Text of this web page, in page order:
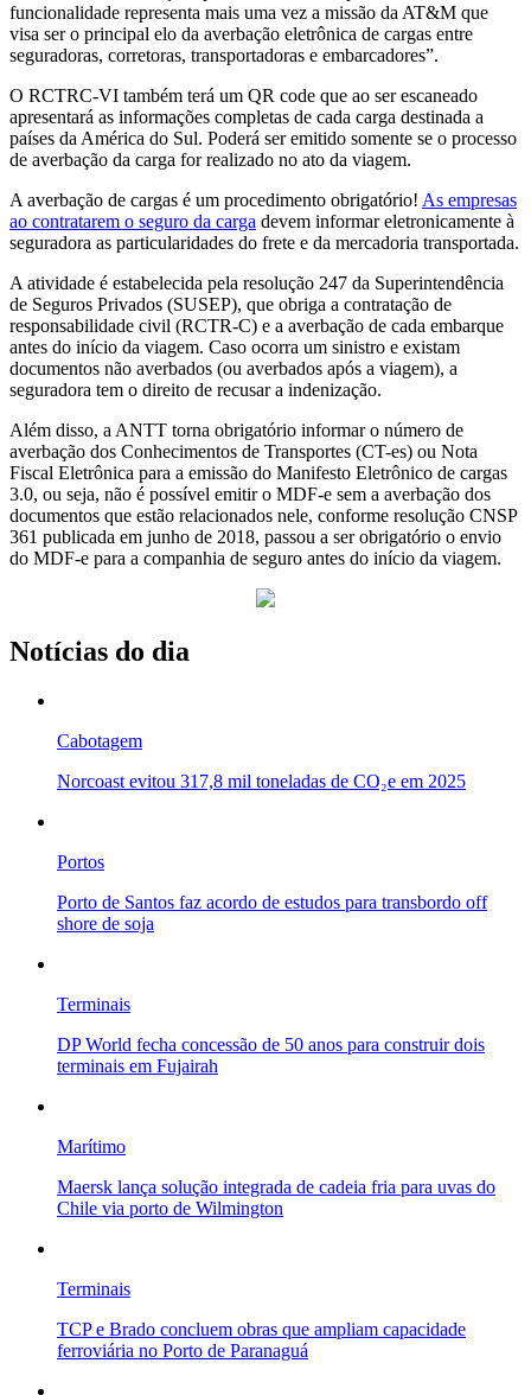
funcionalidade representa mais uma vez a missão da AT&M que
visa ser o principal elo da averbação eletrônica de cargas entre
seguradoras, corretoras, transportadoras e embarcadores”.
O RCTRC-VI também terá um QR code que ao ser escaneado
apresentará as informações completas de cada carga destinada a
países da América do Sul. Poderá ser emitido somente se o processo
de averbação da carga for realizado no ato da viagem.
A averbação de cargas é um procedimento obrigatório! As empresas
ao contratarem o seguro da carga devem informar eletronicamente à
seguradora as particularidades do frete e da mercadoria transportada.
A atividade é estabelecida pela resolução 247 da Superintendência
de Seguros Privados (SUSEP), que obriga a contratação de
responsabilidade civil (RCTR-C) e a averbação de cada embarque
antes do início da viagem. Caso ocorra um sinistro e existam
documentos não averbados (ou averbados após a viagem), a
seguradora tem o direito de recusar a indenização.
Além disso, a ANTT torna obrigatório informar o número de
averbação dos Conhecimentos de Transportes (CT-es) ou Nota
Fiscal Eletrônica para a emissão do Manifesto Eletrônico de cargas
3.0, ou seja, não é possível emitir o MDF-e sem a averbação dos
documentos que estão relacionados nele, conforme resolução CNSP
361 publicada em junho de 2018, passou a ser obrigatório o envio
do MDF-e para a companhia de seguro antes do início da viagem.
Notícias do dia
Cabotagem
Norcoast evitou 317,8 mil toneladas de CO₂e em 2025
Portos
Porto de Santos faz acordo de estudos para transbordo off
shore de soja
Terminais
DP World fecha concessão de 50 anos para construir dois
terminais em Fujairah
Marítimo
Maersk lança solução integrada de cadeia fria para uvas do
Chile via porto de Wilmington
Terminais
TCP e Brado concluem obras que ampliam capacidade
ferroviária no Porto de Paranaguá